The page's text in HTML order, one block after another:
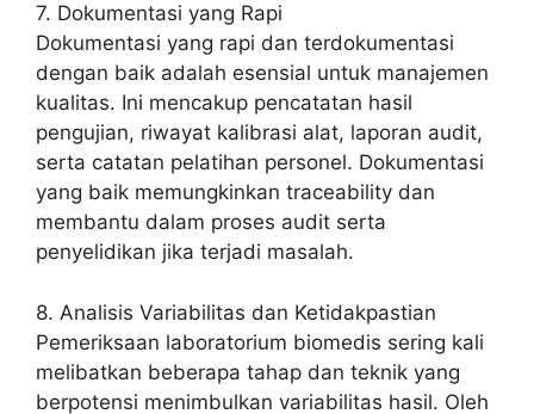
7. Dokumentasi yang Rapi
Dokumentasi yang rapi dan terdokumentasi
dengan baik adalah esensial untuk manajemen
kualitas. Ini mencakup pencatatan hasil
pengujian, riwayat kalibrasi alat, laporan audit,
serta catatan pelatihan personel. Dokumentasi
yang baik memungkinkan traceability dan
membantu dalam proses audit serta
penyelidikan jika terjadi masalah.
8. Analisis Variabilitas dan Ketidakpastian
Pemeriksaan laboratorium biomedis sering kali
melibatkan beberapa tahap dan teknik yang
berpotensi menimbulkan variabilitas hasil. Oleh